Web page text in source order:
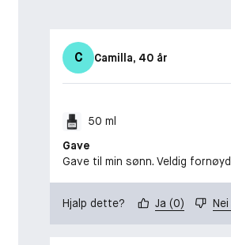
C Camilla, 40 år
50 ml
Gave
Gave til min sønn. Veldig fornøyd
Hjalp dette? Ja (0) Nei